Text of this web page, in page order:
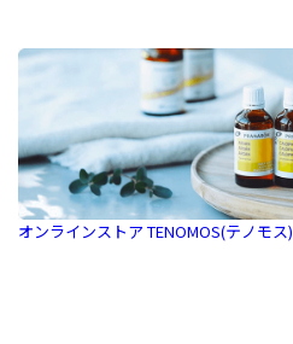
オンラインストア TENOMOS(テノモス)